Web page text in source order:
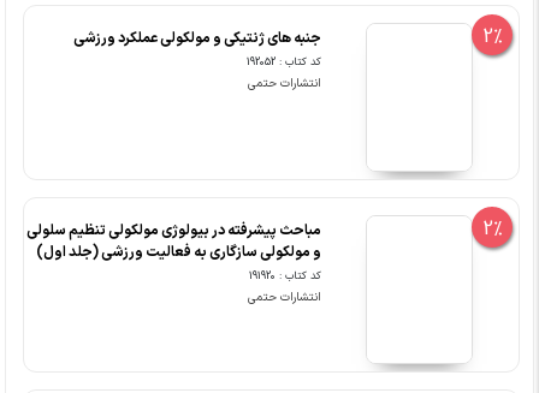
2% جنبه های ژنتیکی و مولکولی عملکرد ورزشی
کد کتاب : 192052
انتشارات حتمی
2%
مباحث پیشرفته در بیولوژی مولکولی تنظیم سلولی
و مولکولی سازگاری به فعالیت ورزشی (جلد اول)
کد کتاب : 191920
انتشارات حتمی